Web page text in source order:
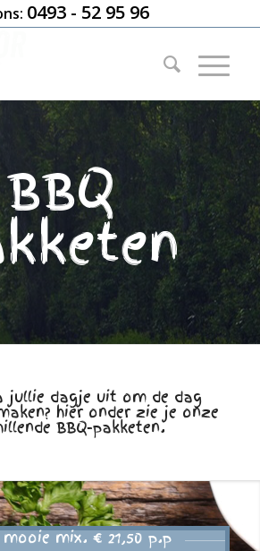
0493 - 52 95 96
BBQ
jullie dagje uit om de dag
hier onder zie je onze
BBQ-pakketen.
mix. € 21,50 p.p